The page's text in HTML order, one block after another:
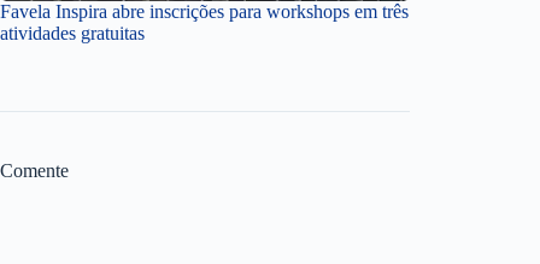
Favela Inspira abre inscrições para workshops em três
atividades gratuitas
Comente